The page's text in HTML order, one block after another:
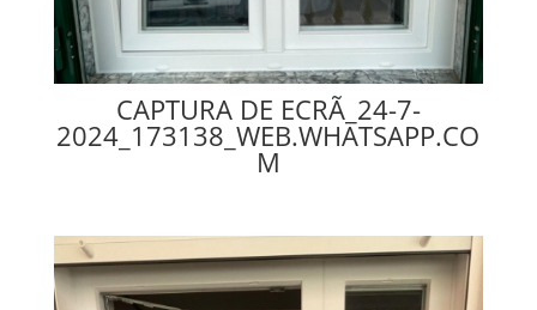
CAPTURA DE ECRÃ_24-7-
2024_173138_WEB.WHATSAPP.CO
M